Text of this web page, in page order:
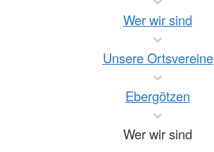
Wer wir sind
Unsere Ortsvereine
Ebergötzen
Wer wir sind